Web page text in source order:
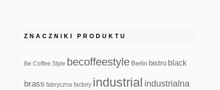
ZNACZNIKI PRODUKTU
Be Coffee Style becoffeestyle Berlin bistro black
brass fabryczna factory industrial industrialna